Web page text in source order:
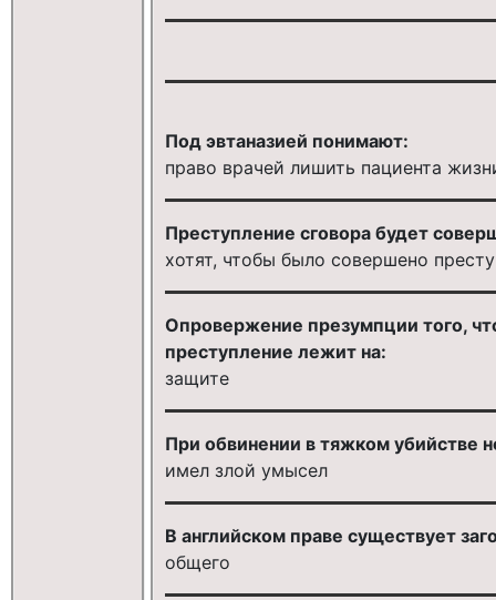
Под эвтаназией понимают:
право врачей лишить пациента
Преступление сговора будет
хотят, чтобы было совершено
Опровержение презумпции того,
преступление лежит на:
защите
При обвинении в тяжком убийстве
имел злой умысел
В английском праве существует
общего